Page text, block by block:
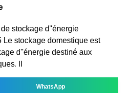
stockage d''énergie
Le stockage domestique est
d''énergie destiné aux
Il
WhatsApp